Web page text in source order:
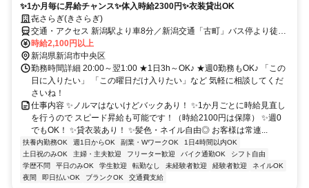
✨1か月毎に昇給チャンス✨体入時給2300円✨衣装貸出OK
㐂さらぎ(きさらぎ)
交通・アクセス 新潟駅より車8分／新潟交通「古町」バス停より徒歩
2分
時給2,100円以上
新潟県新潟市中央区
勤務時間詳細 20:00～翌1:00 ★1日3h～OK♪ ★週0勤務もOK♪ 「この
日に入りたい」 「この曜日だけ入りたい」など 気軽に相談してくだ
さいね！
仕事内容 ✨ノルマはないけどバックあり！ ✨1か月ごとに時給見直し
を行うので スピード昇給も可能です！（時給2100円は保障） ✨週0
でもOK！ ✨貸衣装あり！ ✨髪色・ネイル自由◎ お客様は常連...
扶養内勤務OK 週1日からOK 副業・WワークOK
1日4時間以内OK
土日祝のみOK
主婦・主夫歓迎 フリーター歓迎 バイク通勤OK
シフト自由
学歴不問
平日のみOK 学生歓迎 転勤なし 未経験者歓迎 経験者歓迎
ネイルOK
夜間
即日払いOK ブランクOK 交通費支給